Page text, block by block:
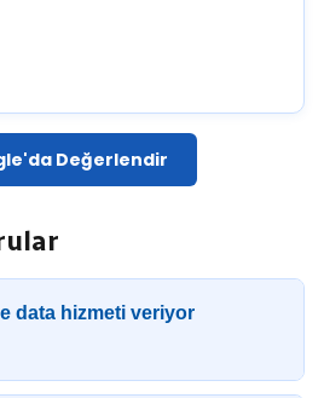
Değerlendir
data hizmeti veriyor